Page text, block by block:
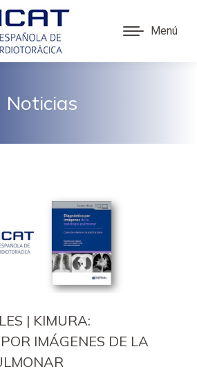
Menú
Noticias
| KIMURA:
IMÁGENES DE LA